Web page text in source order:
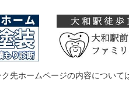
先ホームページの内容について